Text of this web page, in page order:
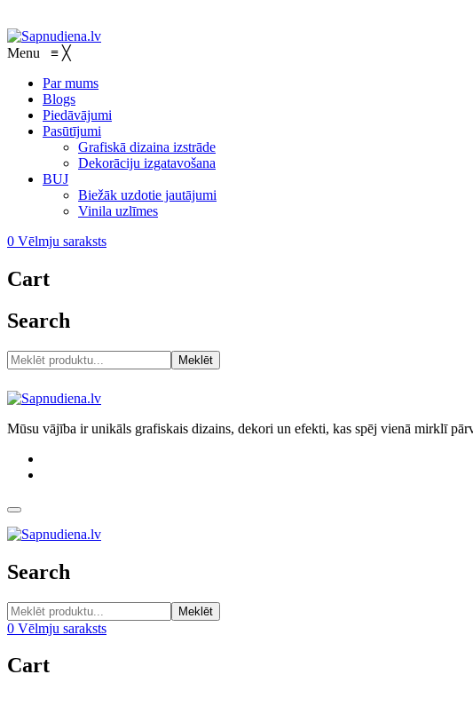
Menu ≡ ╳
Par mums
Blogs
Piedāvājumi
Pasūtījumi
Grafiskā dizaina izstrāde
Dekorāciju izgatavošana
BUJ
Biežāk uzdotie jautājumi
Vinila uzlīmes
0 Vēlmju saraksts
Cart
Search
Meklēt
Mūsu vājība ir unikāls grafiskais dizains, dekori un efekti, kas spēj vienā mirklī
Search
Meklēt
0 Vēlmju saraksts
Cart